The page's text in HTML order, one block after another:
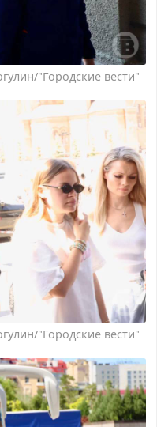
"Городские вести"
"Городские вести"